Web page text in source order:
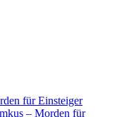
für Einsteiger
– Morden für